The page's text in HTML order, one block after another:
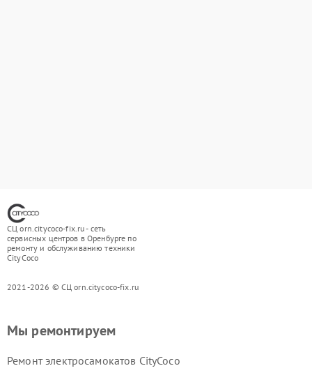
СЦ orn.citycoco-fix.ru - сеть
сервисных центров в Оренбурге по
ремонту и обслуживанию техники
CityCoco
2021-2026 © СЦ orn.citycoco-fix.ru
Мы ремонтируем
Ремонт электросамокатов CityCoco